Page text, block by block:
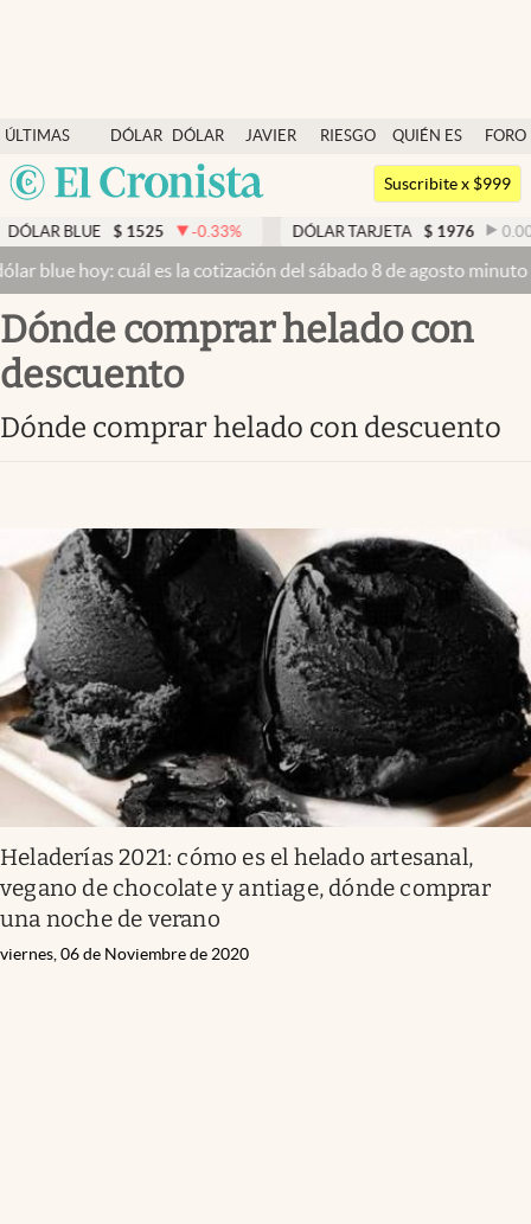
ÚLTIMAS
NOTICIAS
DÓLAR
DÓLAR
BLUE
JAVIER
RIESGO
QUIÉN ES
QUIÉN
FORO
Argentina
México
Colombia
Dólar
Members
Economía y Política
Finanzas y Mercados
Mercados Online
Negocios
Infotechnology
Clase
Clima
Mundial 2026
Eventos Corporativos
El Cronista Studio
abre en nueva pestaña
Argentina
Suscribite x $999
BLUE $ 1525 -0.33% DÓLAR TARJETA $ 1976 0.00
blue hoy: cuál es la cotización del sábado 8 de agosto minuto
dónde comprar helado con
descuento
dónde comprar helado con descuento
Heladerías 2021: cómo es el helado artesanal,
vegano de chocolate y antiage, dónde comprar
una noche de verano
viernes, 06 de Noviembre de 2020